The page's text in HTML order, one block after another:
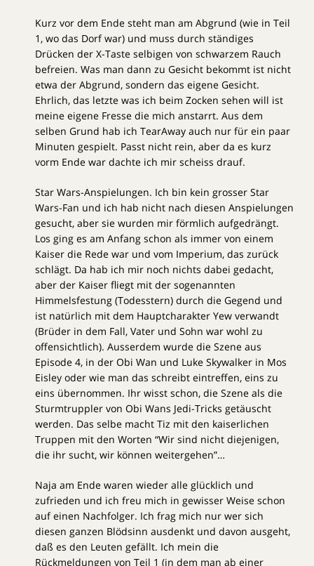
Kurz vor dem Ende steht man am Abgrund (wie in Teil
1, wo das Dorf war) und muss durch ständiges
Drücken der X-Taste selbigen von schwarzem Rauch
befreien. Was man dann zu Gesicht bekommt ist nicht
etwa der Abgrund, sondern das eigene Gesicht.
Ehrlich, das letzte was ich beim Zocken sehen will ist
meine eigene Fresse die mich anstarrt. Aus dem
selben Grund hab ich TearAway auch nur für ein paar
Minuten gespielt. Passt nicht rein, aber da es kurz
vorm Ende war dachte ich mir scheiss drauf.
Star Wars-Anspielungen. Ich bin kein grosser Star
Wars-Fan und ich hab nicht nach diesen Anspielungen
gesucht, aber sie wurden mir förmlich aufgedrängt.
Los ging es am Anfang schon als immer von einem
Kaiser die Rede war und vom Imperium, das zurück
schlägt. Da hab ich mir noch nichts dabei gedacht,
aber der Kaiser fliegt mit der sogenannten
Himmelsfestung (Todesstern) durch die Gegend und
ist natürlich mit dem Hauptcharakter Yew verwandt
(Brüder in dem Fall, Vater und Sohn war wohl zu
offensichtlich). Ausserdem wurde die Szene aus
Episode 4, in der Obi Wan und Luke Skywalker in Mos
Eisley oder wie man das schreibt eintreffen, eins zu
eins übernommen. Ihr wisst schon, die Szene als die
Sturmtruppler von Obi Wans Jedi-Tricks getäuscht
werden. Das selbe macht Tiz mit den kaiserlichen
Truppen mit den Worten “Wir sind nicht diejenigen,
die ihr sucht, wir können weitergehen”…
Naja am Ende waren wieder alle glücklich und
zufrieden und ich freu mich in gewisser Weise schon
auf einen Nachfolger. Ich frag mich nur wer sich
diesen ganzen Blödsinn ausdenkt und davon ausgeht,
daß es den Leuten gefällt. Ich mein die
Rückmeldungen von Teil 1 (in dem man ab einer